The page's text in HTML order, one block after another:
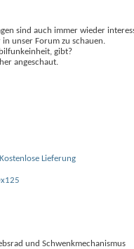
sind auch immer wieder
unser Forum zu schauen.
gibt?
angeschaut.
und Schwenkmechanismus